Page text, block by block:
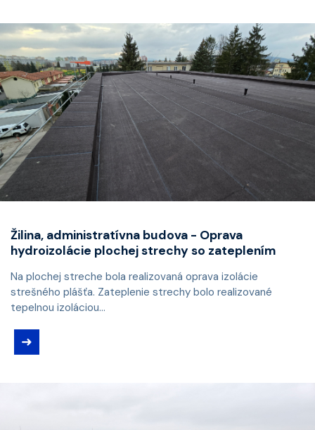
Žilina, administratívna budova - Oprava
hydroizolácie plochej strechy so zateplením
Na plochej streche bola realizovaná oprava izolácie
strešného plášťa. Zateplenie strechy bolo realizované
tepelnou izoláciou...
➜